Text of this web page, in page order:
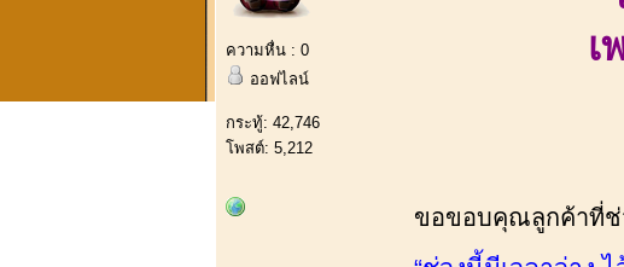
ความหื่น : 0
ออฟไลน์
กระทู้: 42,746
โพสต์: 5,212
เ
ขอขอบคุณลูกค้าที่ช่